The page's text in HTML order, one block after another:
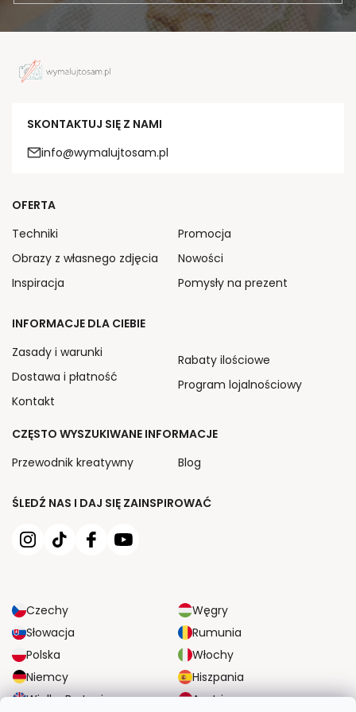
SKONTAKTUJ SIĘ Z NAMI
info@wymalujtosam.pl
ŚLEDŹ NAS I DAJ SIĘ ZAINSPIROWAĆ
Czechy
Węgry
Słowacja
Rumunia
Polska
Włochy
Niemcy
Hiszpania
Wielka Brytania
Austria
OFERTA
Techniki
Obrazy z własnego zdjęcia
Inspiracja
Promocja
Nowości
Pomysły na prezent
INFORMACJE DLA CIEBIE
Zasady i warunki
Dostawa i płatność
Kontakt
Rabaty ilościowe
Program lojalnościowy
CZĘSTO WYSZUKIWANE INFORMACJE
Przewodnik kreatywny
Blog